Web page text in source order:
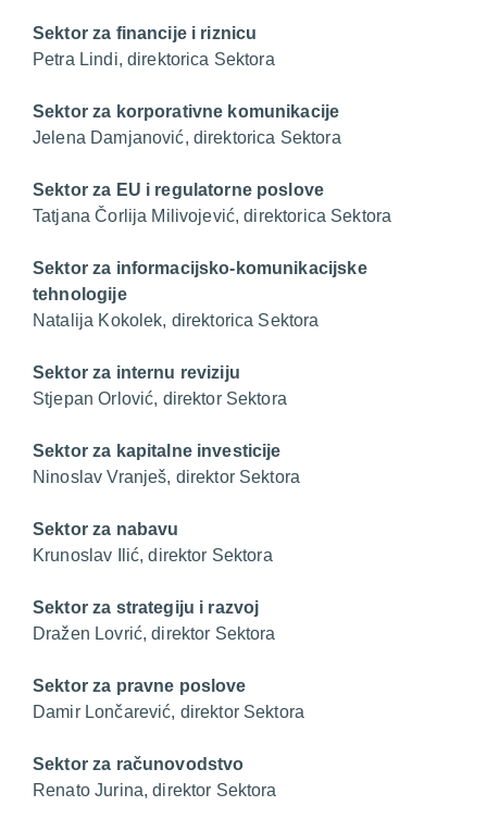
Sektor za financije i riznicu
Petra Lindi, direktorica Sektora
Sektor za korporativne komunikacije
Jelena Damjanović, direktorica Sektora
Sektor za EU i regulatorne poslove
Tatjana Čorlija Milivojević, direktorica Sektora
Sektor za informacijsko-komunikacijske
tehnologije
Natalija Kokolek, direktorica Sektora
Sektor za internu reviziju
Stjepan Orlović, direktor Sektora
Sektor za kapitalne investicije
Ninoslav Vranješ, direktor Sektora
Sektor za nabavu
Krunoslav Ilić, direktor Sektora
Sektor za strategiju i razvoj
Dražen Lovrić, direktor Sektora
Sektor za pravne poslove
Damir Lončarević, direktor Sektora
Sektor za računovodstvo
Renato Jurina, direktor Sektora